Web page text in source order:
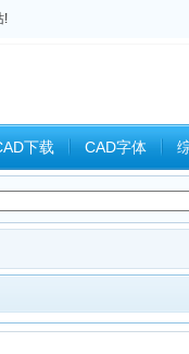
!
下载 CAD字体
中望CAD Catia教